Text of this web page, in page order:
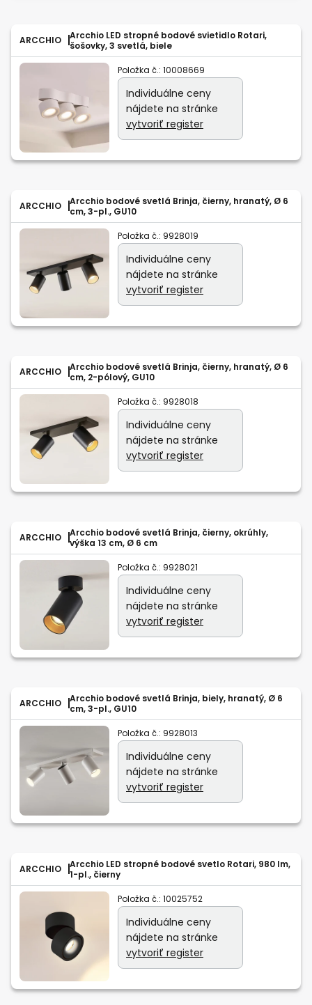
ARCCHIO
Arcchio LED stropné bodové svietidlo Rotari,
šošovky, 3 svetlá, biele
Položka č.: 10008669
Individuálne ceny
nájdete na stránke
vytvoriť register
ARCCHIO
Arcchio bodové svetlá Brinja, čierny, hranatý, Ø 6
cm, 3-pl., GU10
Položka č.: 9928019
Individuálne ceny
nájdete na stránke
vytvoriť register
ARCCHIO
Arcchio bodové svetlá Brinja, čierny, hranatý, Ø 6
cm, 2-pólový, GU10
Položka č.: 9928018
Individuálne ceny
nájdete na stránke
vytvoriť register
ARCCHIO
Arcchio bodové svetlá Brinja, čierny, okrúhly,
výška 13 cm, Ø 6 cm
Položka č.: 9928021
Individuálne ceny
nájdete na stránke
vytvoriť register
ARCCHIO
Arcchio bodové svetlá Brinja, biely, hranatý, Ø 6
cm, 3-pl., GU10
Položka č.: 9928013
Individuálne ceny
nájdete na stránke
vytvoriť register
ARCCHIO
Arcchio LED stropné bodové svetlo Rotari, 980 lm,
1-pl., čierny
Položka č.: 10025752
Individuálne ceny
nájdete na stránke
vytvoriť register